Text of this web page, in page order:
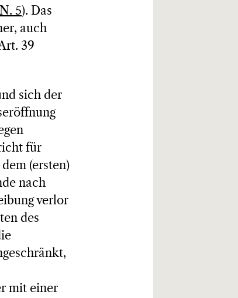
N. 5). Das
auch
39
sich der
für
(ersten)
nach
verlor
des
mit einer